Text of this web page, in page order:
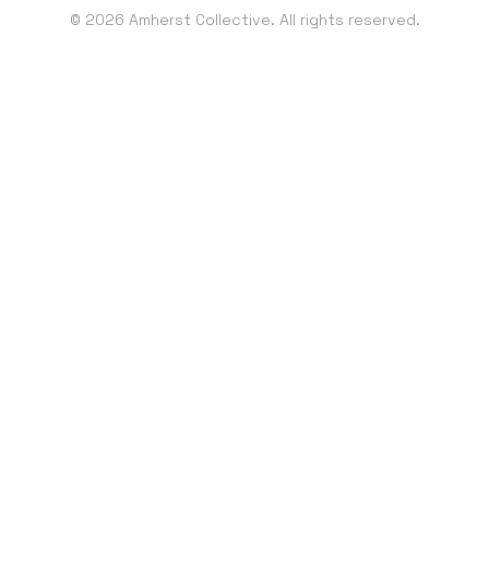
© 2026 Amherst Collective. All rights reserved.